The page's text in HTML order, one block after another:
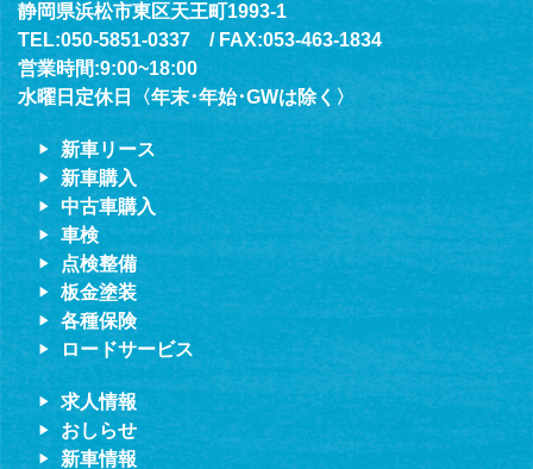
静岡県浜松市東区天王町1993-1
TEL:050-5851-0337 / FAX:053-463-1834
営業時間:9:00~18:00
水曜日定休日〈年末･年始･GWは除く〉
新車リース
新車購入
中古車購入
車検
点検整備
板金塗装
各種保険
ロードサービス
求人情報
おしらせ
新車情報